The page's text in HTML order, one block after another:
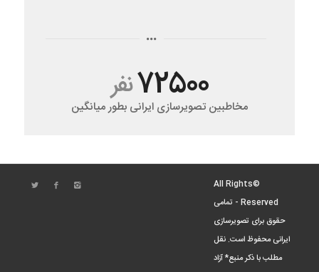
72500نفر
مخاطبین تصویرسازی ایرانی بطور میانگین
©All Rights
Reserved - تمامی
حقوق برای تصویرسازی
ایرانی محفوظ است. نقل
مطلب با ذکر منبع* آزاد